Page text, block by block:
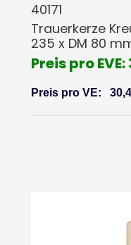
40171
Trauerkerze
235 x DM 80
Preis pro
Preis pro VE: